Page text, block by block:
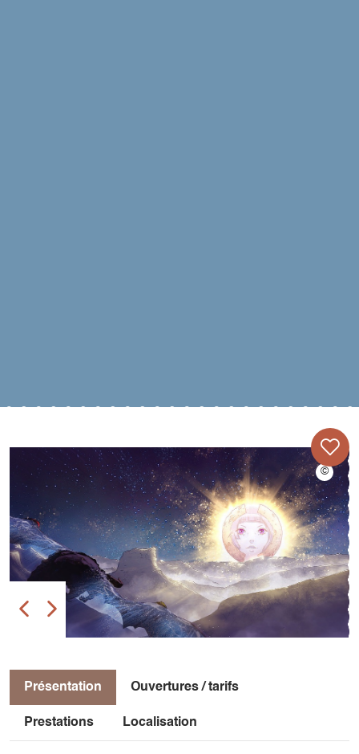
Présentation Ouvertures / tarifs
Prestations Localisation